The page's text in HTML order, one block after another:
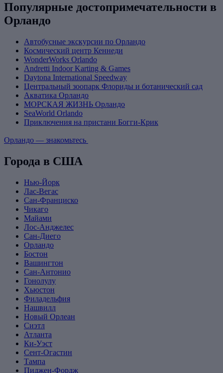
Популярные достопримечательности в
Орландо
Автобусные экскурсии по Орландо
Космический центр Кеннеди
WonderWorks Orlando
Andretti Indoor Karting & Games
Daytona International Speedway
Центральный зоопарк Флориды и ботанический сад
Акватика Орландо
МОРСКАЯ ЖИЗНЬ Орландо
SeaWorld Orlando
Приключения на пристани Богги-Крик
Орландо — знакомьтесь
Города в США
Нью-Йорк
Лас-Вегас
Сан-Франциско
Чикаго
Майами
Лос-Анджелес
Сан-Диего
Орландо
Бостон
Вашингтон
Сан-Антонио
Гонолулу
Хьюстон
Филадельфия
Нашвилл
Новый Орлеан
Сиэтл
Атланта
Ки-Уэст
Сент-Огастин
Тампа
Пиджен-Фордж